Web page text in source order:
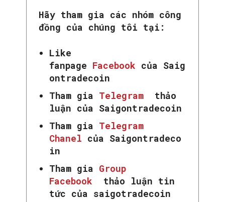
Hãy tham gia các nhóm công
đồng của chúng tôi tại:
Like
fanpage Facebook của Saig
ontradecoin
Tham gia Telegram
thảo
luận của Saigontradecoin
Tham gia Telegram
Chanel của Saigontradeco
in
Tham gia Group
Facebook
thảo luận tin
tức của saigotradecoin